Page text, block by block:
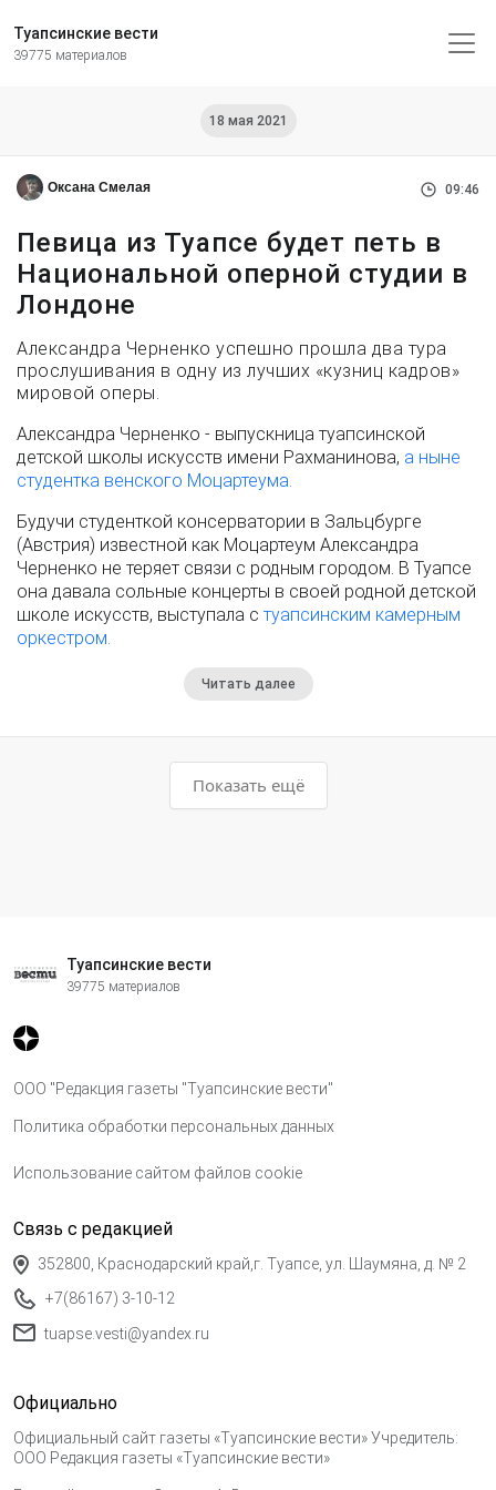
Туапсинские вести
39775 материалов
18 мая 2021
Оксана Смелая 09:46
Певица из Туапсе будет петь в
Национальной оперной студии в
Лондоне
Александра Черненко успешно прошла два тура
прослушивания в одну из лучших «кузниц кадров»
мировой оперы.
Александра Черненко - выпускница туапсинской
детской школы искусств имени Рахманинова, а ныне
студентка венского Моцартеума.
Будучи студенткой консерватории в Зальцбурге
(Австрия) известной как Моцартеум Александра
Черненко не теряет связи с родным городом. В Туапсе
она давала сольные концерты в своей родной детской
школе искусств, выступала с туапсинским камерным
оркестром.
Читать далее
Показать ещё
Туапсинские вести
39775 материалов
ООО "Редакция газеты "Туапсинские вести"
Политика обработки персональных данных
Использование сайтом файлов cookie
Связь с редакцией
352800, Краснодарский край,г. Туапсе, ул. Шаумяна, д. № 2
+7(86167) 3-10-12
tuapse.vesti@yandex.ru
Официально
Официальный сайт газеты «Туапсинские вести» Учредитель:
ООО Редакция газеты «Туапсинские вести»